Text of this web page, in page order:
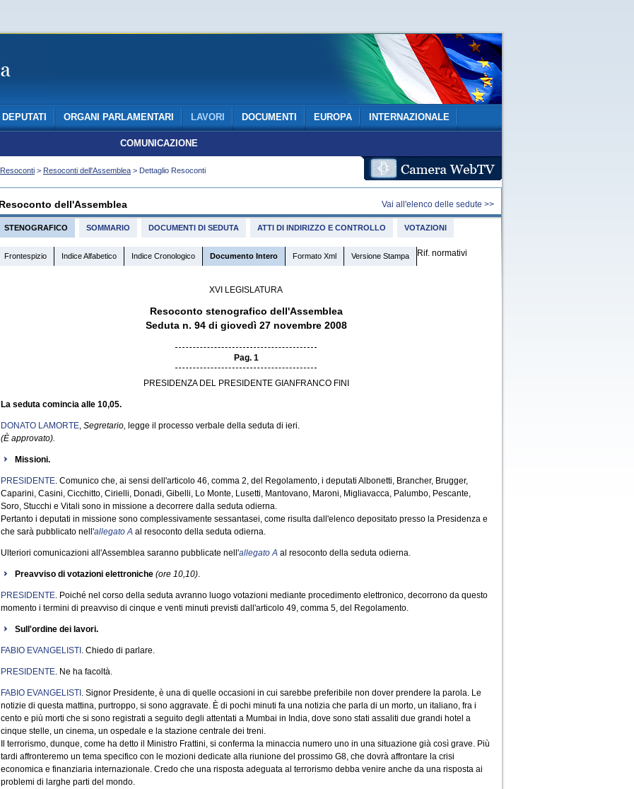
DEPUTATI ORGANI PARLAMENTARI LAVORI DOCUMENTI EUROPA INTERNAZIONALE
COMUNICAZIONE
Resoconti > Resoconti dell'Assemblea > Dettaglio Resoconti
Resoconto dell'Assemblea Vai all'elenco delle sedute >>
STENOGRAFICO SOMMARIO DOCUMENTI DI SEDUTA ATTI DI INDIRIZZO E CONTROLLO VOTAZIONI
Frontespizio Indice Alfabetico Indice Cronologico Documento Intero Formato Xml Versione Stampa Rif. normativi
XVI LEGISLATURA
Resoconto stenografico dell'Assemblea
Seduta n. 94 di giovedì 27 novembre 2008
Pag. 1
PRESIDENZA DEL PRESIDENTE GIANFRANCO FINI
La seduta comincia alle 10,05.
DONATO LAMORTE, Segretario, legge il processo verbale della seduta di ieri.
(È approvato).
Missioni.
PRESIDENTE. Comunico che, ai sensi dell'articolo 46, comma 2, del Regolamento, i deputati Albonetti, Brancher, Brugger,
Caparini, Casini, Cicchitto, Cirielli, Donadi, Gibelli, Lo Monte, Lusetti, Mantovano, Maroni, Migliavacca, Palumbo, Pescante,
Soro, Stucchi e Vitali sono in missione a decorrere dalla seduta odierna.
Pertanto i deputati in missione sono complessivamente sessantasei, come risulta dall'elenco depositato presso la Presidenza e
che sarà pubblicato nell'allegato A al resoconto della seduta odierna.
Ulteriori comunicazioni all'Assemblea saranno pubblicate nell'allegato A al resoconto della seduta odierna.
Preavviso di votazioni elettroniche (ore 10,10).
PRESIDENTE. Poiché nel corso della seduta avranno luogo votazioni mediante procedimento elettronico, decorrono da questo
momento i termini di preavviso di cinque e venti minuti previsti dall'articolo 49, comma 5, del Regolamento.
Sull'ordine dei lavori.
FABIO EVANGELISTI . Chiedo di parlare.
PRESIDENTE. Ne ha facoltà.
FABIO EVANGELISTI . Signor Presidente, è una di quelle occasioni in cui sarebbe preferibile non dover prendere la parola. Le
notizie di questa mattina, purtroppo, si sono aggravate. È di pochi minuti fa una notizia che parla di un morto, un italiano, fra i
cento e più morti che si sono registrati a seguito degli attentati a Mumbai in India, dove sono stati assaliti due grandi hotel a
cinque stelle, un cinema, un ospedale e la stazione centrale dei treni.
Il terrorismo, dunque, come ha detto il Ministro Frattini, si conferma la minaccia numero uno in una situazione già così grave. Più
tardi affronteremo un tema specifico con le mozioni dedicate alla riunione del prossimo G8, che dovrà affrontare la crisi
economica e finanziaria internazionale. Credo che una risposta adeguata al terrorismo debba venire anche da una risposta ai
problemi di larghe parti del mondo.